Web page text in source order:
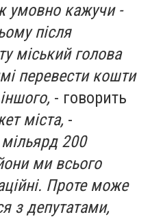
кажучи -
після
міський голова
перевести кошти
- говорить
міста, -
мільярд 200
ми всього
Проте може
з депутатами,